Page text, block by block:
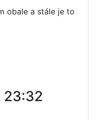
obale a stále je to
23:32